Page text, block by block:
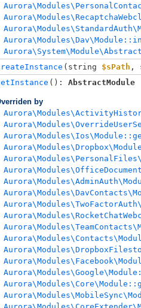
( string $sPath ,
(): AbstractModule
by